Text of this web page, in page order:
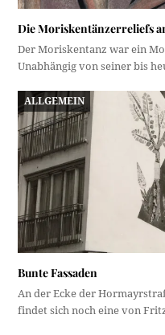
Die Moriskentänzerreliefs
Der Moriskentanz war ein
Unabhängig von seiner bis
ALLGEMEIN
Bunte Fassaden
An der Ecke der
findet sich noch eine von